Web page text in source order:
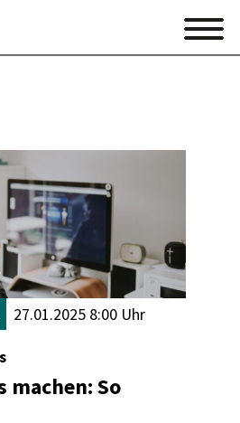
27.01.2025 8:00 Uhr
machen: So